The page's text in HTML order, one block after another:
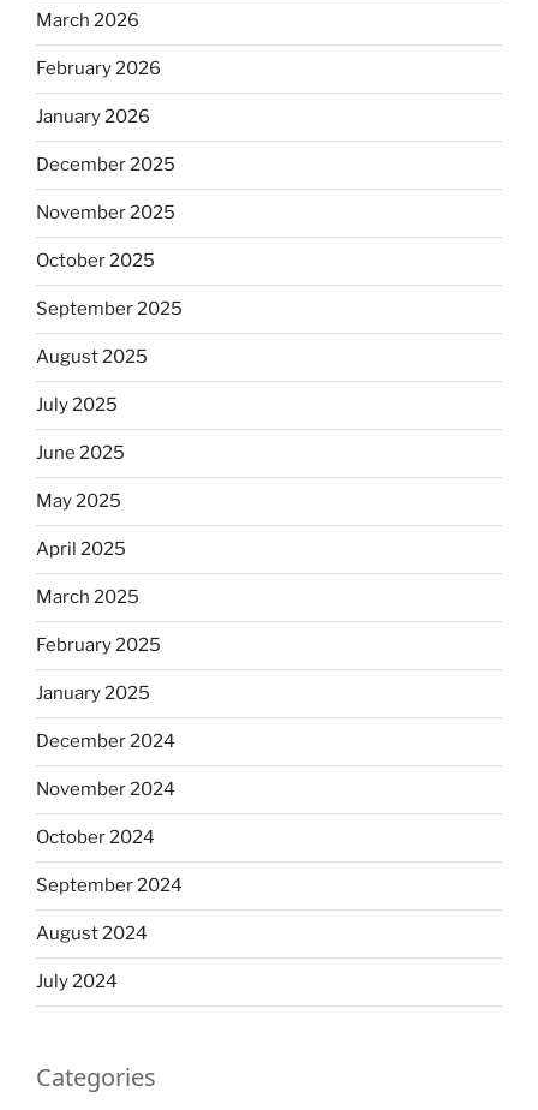
March 2026
February 2026
January 2026
December 2025
November 2025
October 2025
September 2025
August 2025
July 2025
June 2025
May 2025
April 2025
March 2025
February 2025
January 2025
December 2024
November 2024
October 2024
September 2024
August 2024
July 2024
Categories